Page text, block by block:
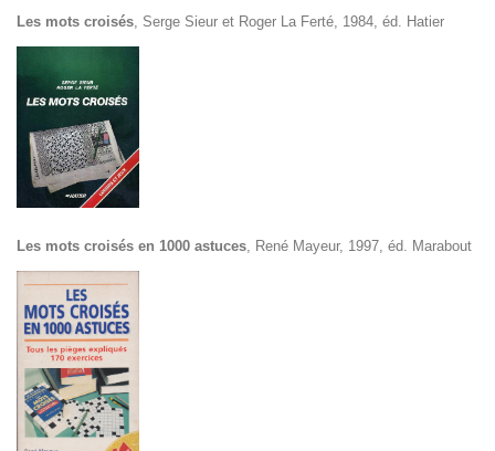
Les mots croisés , Serge Sieur et Roger La Ferté, 1984, éd. Hatier
Les mots croisés en 1000 astuces, René Mayeur, 1997, éd. Marabout